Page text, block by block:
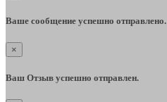
Ваше сообщение успешно отправлено.
×
Ваш Отзыв успешно отправлен.